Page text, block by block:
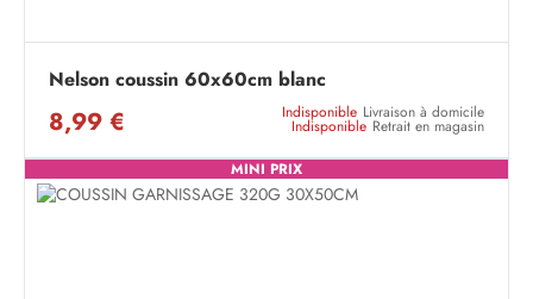
Nelson coussin 60x60cm blanc
8,99 € Indisponible Livraison à domicile
Indisponible Retrait en magasin
MINI PRIX